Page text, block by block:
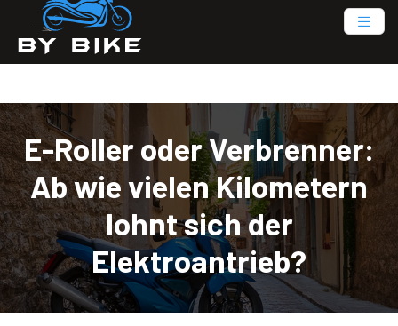
E-Roller oder Verbrenner:
Ab wie vielen Kilometern
lohnt sich der
Elektroantrieb?